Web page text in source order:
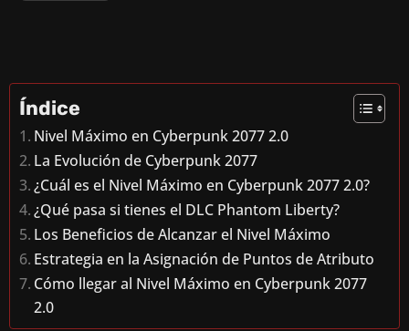
Índice
Nivel Máximo en Cyberpunk 2077 2.0
La Evolución de Cyberpunk 2077
¿Cuál es el Nivel Máximo en Cyberpunk 2077 2.0?
¿Qué pasa si tienes el DLC Phantom Liberty?
Los Beneficios de Alcanzar el Nivel Máximo
Estrategia en la Asignación de Puntos de Atributo
Cómo llegar al Nivel Máximo en Cyberpunk 2077
2.0